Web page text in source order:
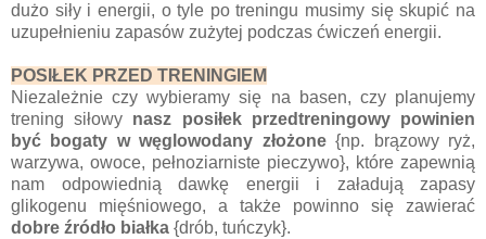
dużo siły i energii, o tyle po treningu musimy się skupić na
uzupełnieniu zapasów zużytej podczas ćwiczeń energii.
POSIŁEK PRZED TRENINGIEM
Niezależnie czy wybieramy się na basen, czy planujemy
trening siłowy nasz posiłek przedtreningowy powinien
być bogaty w węglowodany złożone{np. brązowy ryż,
warzywa, owoce, pełnoziarniste pieczywo}, które zapewnią
nam odpowiednią dawkę energii i załadują zapasy
glikogenu mięśniowego, a także powinno się zawierać
dobre źródło białka {drób, tuńczyk}.